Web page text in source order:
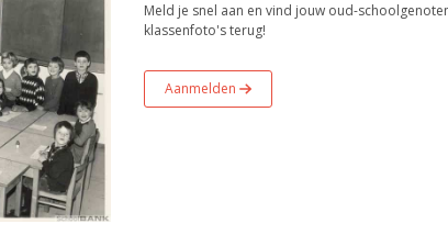
Meld je snel aan en vind jouw oud-
klassenfoto's terug!
Aanmelden